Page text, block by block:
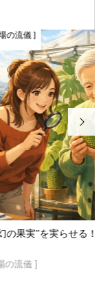
ステラ３〜５年のロマ
